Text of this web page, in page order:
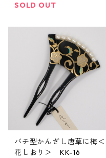
SOLD OUT
バチ型かんざし唐草に梅＜
花しおり＞ KK-16